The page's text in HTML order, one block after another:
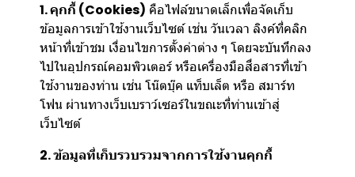
1. คุกกี้ (Cookies) คือไฟล์ขนาดเล็กเพื่อจัดเก็บ
ข้อมูลการเข้าใช้งานเว็บไซต์ เช่น วันเวลา ลิงค์ที่คลิก
หน้าที่เข้าชม เงื่อนไขการตั้งค่าต่าง ๆ โดยจะบันทึกลง
ไปในอุปกรณ์คอมพิวเตอร์ หรือเครื่องมือสื่อสารที่เข้า
ใช้งานของท่าน เช่น โน๊ตบุ๊ค แท็บเล็ต หรือ สมาร์ท
โฟน ผ่านทางเว็บเบราว์เซอร์ในขณะที่ท่านเข้าสู่
เว็บไซต์
2. ข้อมูลที่เก็บรวบรวมจากการใช้งานคุกกี้